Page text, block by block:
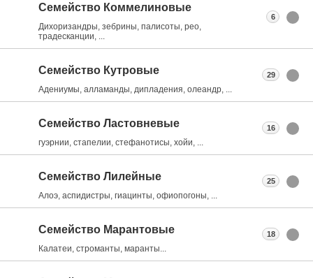
Семейство Коммелиновые
Дихоризандры, зебрины, палисоты, рео,
традесканции, ...
6
Семейство Кутровые
Адениумы, алламанды, дипладения, олеандр, ...
29
Семейство Ластовневые
гуэрнии, стапелии, стефанотисы, хойи, ...
16
Семейство Лилейные
Алоэ, аспидистры, гиацинты, офиопогоны, ...
25
Семейство Марантовые
Калатеи, строманты, маранты...
18